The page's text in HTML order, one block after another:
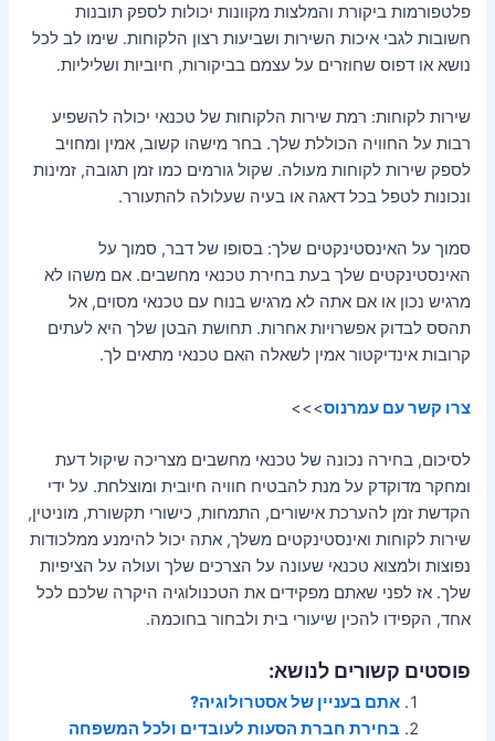
פלטפורמות ביקורת והמלצות מקוונות יכולות לספק תובנות
חשובות לגבי איכות השירות ושביעות רצון הלקוחות. שימו לב לכל
נושא או דפוס שחוזרים על עצמם בביקורות, חיוביות ושליליות.
שירות לקוחות: רמת שירות הלקוחות של טכנאי יכולה להשפיע
רבות על החוויה הכוללת שלך. בחר מישהו קשוב, אמין ומחויב
לספק שירות לקוחות מעולה. שקול גורמים כמו זמן תגובה, זמינות
ונכונות לטפל בכל דאגה או בעיה שעלולה להתעורר.
סמוך על האינסטינקטים שלך: בסופו של דבר, סמוך על
האינסטינקטים שלך בעת בחירת טכנאי מחשבים. אם משהו לא
מרגיש נכון או אם אתה לא מרגיש בנוח עם טכנאי מסוים, אל
תהסס לבדוק אפשרויות אחרות. תחושת הבטן שלך היא לעתים
קרובות אינדיקטור אמין לשאלה האם טכנאי מתאים לך.
צרו קשר עם עמרנוס>>>
לסיכום, בחירה נכונה של טכנאי מחשבים מצריכה שיקול דעת
ומחקר מדוקדק על מנת להבטיח חוויה חיובית ומוצלחת. על ידי
הקדשת זמן להערכת אישורים, התמחות, כישורי תקשורת, מוניטין,
שירות לקוחות ואינסטינקטים משלך, אתה יכול להימנע ממלכודות
נפוצות ולמצוא טכנאי שעונה על הצרכים שלך ועולה על הציפיות
שלך. אז לפני שאתם מפקידים את הטכנולוגיה היקרה שלכם לכל
אחד, הקפידו להכין שיעורי בית ולבחור בחוכמה.
פוסטים קשורים לנושא:
אתם בעניין של אסטרולוגיה?
בחירת חברת הסעות לעובדים ולכל המשפחה